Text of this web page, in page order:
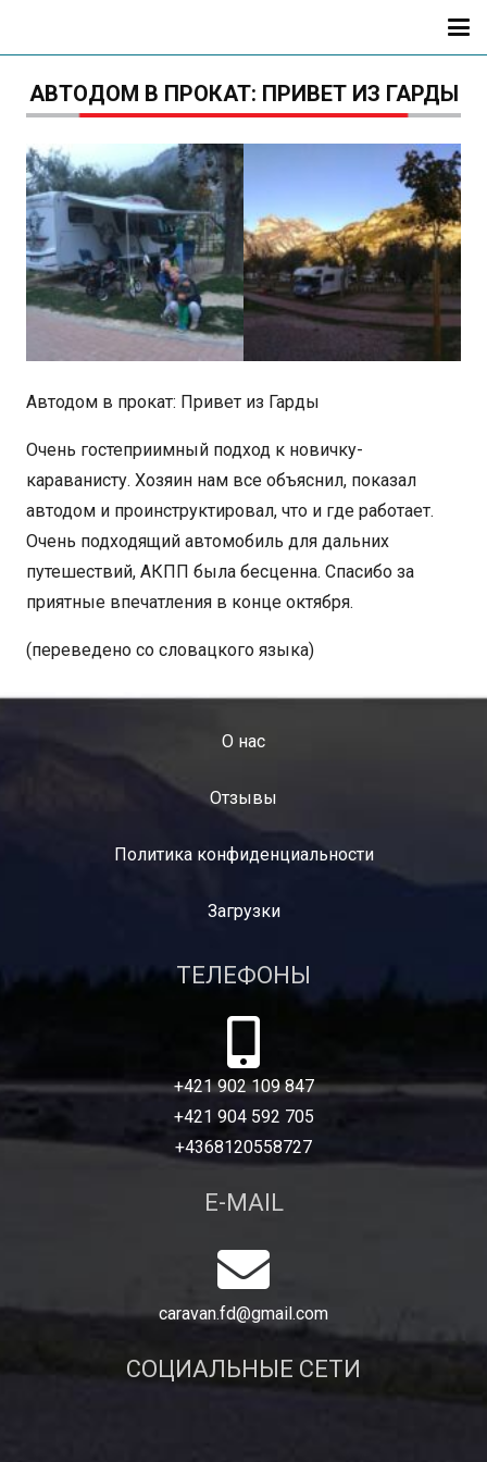
АВТОДОМ В ПРОКАТ: ПРИВЕТ ИЗ ГАРДЫ
Автодом в прокат: Привет из Гарды
Очень гостеприимный подход к новичку-
караванисту. Хозяин нам все объяснил, показал
автодом и проинструктировал, что и где работает.
Очень подходящий автомобиль для дальних
путешествий, АКПП была бесценна. Спасибо за
приятные впечатления в конце октября.
(переведено со словацкого языка)
O нас
Отзывы
Политика конфиденциальности
Загрузки
ТЕЛЕФОНЫ
+421 902 109 847
+421 904 592 705
+4368120558727
E-MAIL
caravan.fd@gmail.com
СОЦИАЛЬНЫЕ СЕТИ